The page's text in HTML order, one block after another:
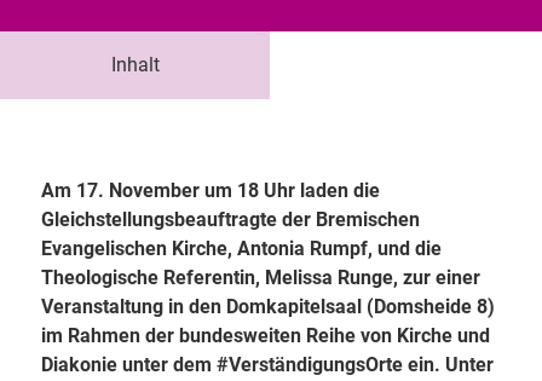
Inhalt
Am 17. November um 18 Uhr laden die
Gleichstellungsbeauftragte der Bremischen
Evangelischen Kirche, Antonia Rumpf, und die
Theologische Referentin, Melissa Runge, zur einer
Veranstaltung in den Domkapitelsaal (Domsheide 8)
im Rahmen der bundesweiten Reihe von Kirche und
Diakonie unter dem #VerständigungsOrte ein. Unter